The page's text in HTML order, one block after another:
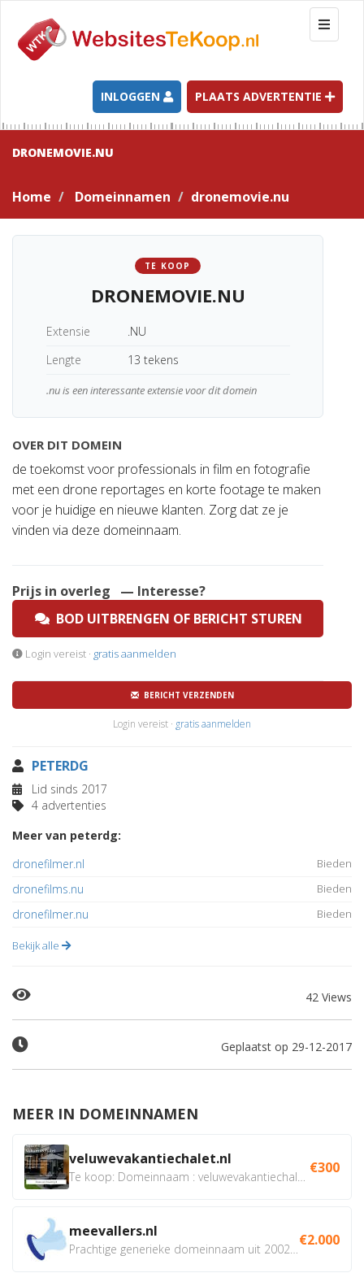
T
o
g
l
e
n
a
t
INLOGGEN PLAATS ADVERTENTIE
DRONEMOVIE.NU
Home Domeinnamen dronemovie.nu
TE KOOP
DRONEMOVIE.NU
Extensie
.NU
Lengte
13 tekens
.nu is een interessante extensie voor dit domein
OVER DIT DOMEIN
de toekomst voor professionals in film en fotografie
met een drone reportages en korte footage te maken
voor je huidige en nieuwe klanten. Zorg dat ze je
vinden via deze domeinnaam.
Prijs in overleg
— Interesse?
BOD UITBRENGEN OF BERICHT STUREN
Login vereist · gratis aanmelden
BERICHT VERZENDEN
Login vereist · gratis aanmelden
PETERDG
Lid sinds 2017
4 advertenties
Meer van peterdg:
dronefilmer.nl
Bieden
dronefilms.nu Bieden
dronefilmer.nu Bieden
Bekijk alle
42 Views
Geplaatst op 29-12-2017
MEER IN DOMEINNAMEN
veluwevakantiechalet.nl €300
meevallers.nl €2.000